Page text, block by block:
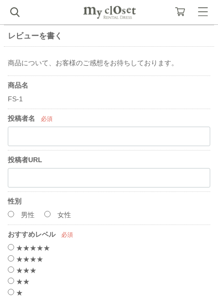
レビューを書く
商品について、お客様のご感想をお待ちしております。
商品名
FS-1
投稿者名 必須
投稿者URL
性別
男性
女性
おすすめレベル 必須
★★★★★
★★★★
★★★
★★
★